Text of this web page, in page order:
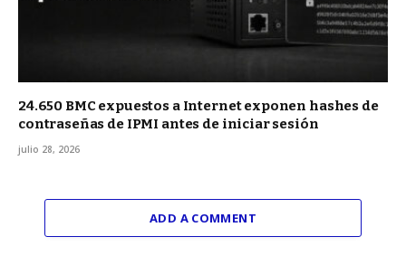
24.650 BMC expuestos a Internet exponen hashes de
contraseñas de IPMI antes de iniciar sesión
julio 28, 2026
ADD A COMMENT